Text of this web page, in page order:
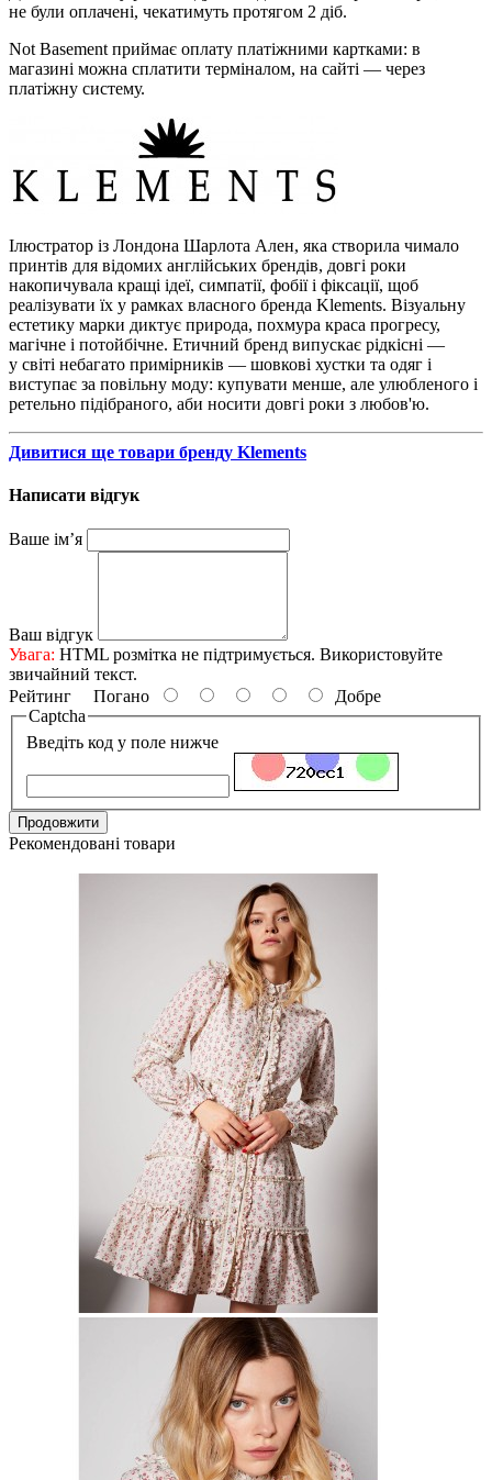
не були оплачені, чекатимуть протягом 2 діб.
Not Basement приймає оплату платіжними картками: в
магазині можна сплатити терміналом, на сайті — через
платіжну систему.
Ілюстратор із Лондона Шарлота Ален, яка створила чимало
принтів для відомих англійських брендів, довгі роки
накопичувала кращі ідеї, симпатії, фобії і фіксації, щоб
реалізувати їх у рамках власного бренда Klements. Візуальну
естетику марки диктує природа, похмура краса прогресу,
магічне і потойбічне. Етичний бренд випускає рідкісні —
у світі небагато примірників — шовкові хустки та одяг і
виступає за повільну моду: купувати менше, але улюбленого і
ретельно підібраного, аби носити довгі роки з любов'ю.
Дивитися ще товари бренду Klements
Написати відгук
Ваше ім’я
Ваш відгук
Увага: HTML розмітка не підтримується. Використовуйте
звичайний текст.
Рейтинг Погано
Добре
Captcha
Введіть код у поле нижче
Продовжити
Рекомендовані товари